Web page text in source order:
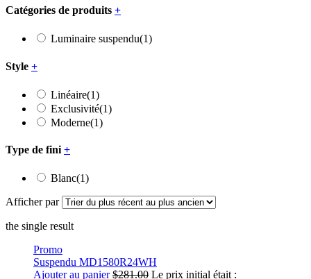
Catégories de produits +
Luminaire suspendu(1)
Style +
Linéaire(1)
Exclusivité(1)
Moderne(1)
Type de fini +
Blanc(1)
Afficher par
the single result
Promo
Suspendu MD1580R24WH
Ajouter au panier $281.00 Le prix initial était :